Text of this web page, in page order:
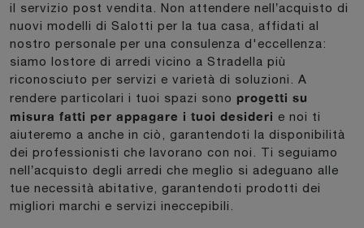
il servizio post vendita. Non attendere nell’acquisto di
nuovi modelli di Salotti per la tua casa, affidati al
nostro personale per una consulenza d'eccellenza:
siamo lostore di arredi vicino a Stradella più
riconosciuto per servizi e varietà di soluzioni. A
rendere particolari i tuoi spazi sono progetti su
misura fatti per appagare i tuoi desideri e noi ti
aiuteremo a anche in ciò, garantendoti la disponibilità
dei professionisti che lavorano con noi. Ti seguiamo
nell’acquisto degli arredi che meglio si adeguano alle
tue necessità abitative, garantendoti prodotti dei
migliori marchi e servizi ineccepibili.